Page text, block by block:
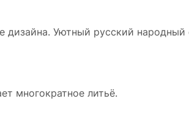
Уютный русский народный
многократное литьё.